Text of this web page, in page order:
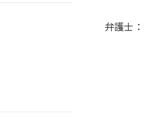
弁護士：